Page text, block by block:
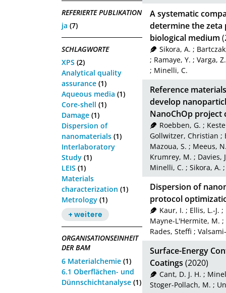
REFERIERTE PUBLIKATION
ja (7)
SCHLAGWORTE
XPS (2)
Analytical quality
assurance (1)
Aqueous media (1)
Core-shell (1)
Damage (1)
Dispersion of
nanomaterials (1)
Interlaboratory
Study (1)
LEIS (1)
Materials
characterization (1)
Metrology (1)
+ weitere
ORGANISATIONSEINHEIT
DER BAM
6 Materialchemie (1)
6.1 Oberflächen- und
Dünnschichtanalyse (1)
A systematic
determine the zeta
biological medium
Sikora, A. ;
; Ramaye, Y. ; Varga, Z.
; Minelli, C.
Reference
develop
NanoChOp project
Roebben, G. ;
Gollwitzer, Christian ;
Mazoua, S. ; Meeus,
Krumrey, M. ; Davies,
Minelli, C. ; Sikora, A.
Dispersion of
protocol
Kaur, I. ; Ellis, L.-J. ;
Mayne-L'Hermite, M. ;
Rades, Steffi ;
Surface-Energy
Coatings (2020)
Cant, D. J. H. ;
Stoger-Pollach, M. ;